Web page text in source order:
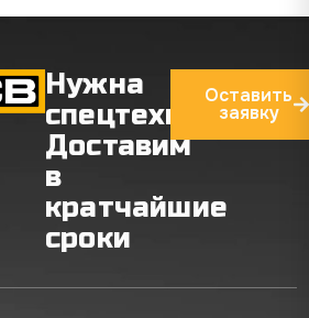
Нужна
спецтехника?
Доставим
в
кратчайшие
сроки
Оставить
заявку